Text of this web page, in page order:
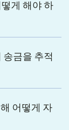
게 해야 하
송금을 추적
어떻게 자